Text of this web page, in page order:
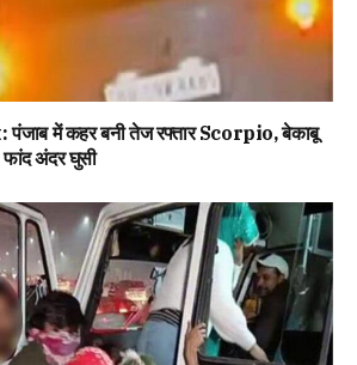
में कहर बनी तेज रफ्तार Scorpio, बेकाबू
फांद अंदर घुसी